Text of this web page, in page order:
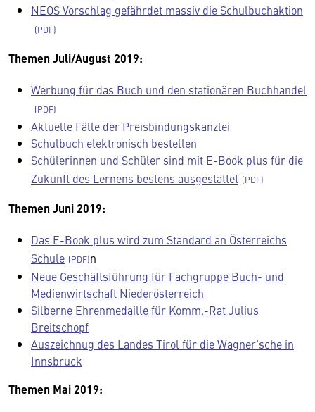
NEOS Vorschlag gefährdet massiv die Schulbuchaktion
Themen Juli/August 2019:
Werbung für das Buch und den stationären Buchhandel
Aktuelle Fälle der Preisbindungskanzlei
Schulbuch elektronisch bestellen
Schülerinnen und Schüler sind mit E-Book plus für die
Zukunft des Lernens bestens ausgestattet
Themen Juni 2019:
Das E-Book plus wird zum Standard an Österreichs
Schule
n
Neue Geschäftsführung für Fachgruppe Buch- und
Medienwirtschaft Niederösterreich
Silberne Ehrenmedaille für Komm.-Rat Julius
Breitschopf
Auszeichnug des Landes Tirol für die Wagner’sche in
Innsbruck
Themen Mai 2019: